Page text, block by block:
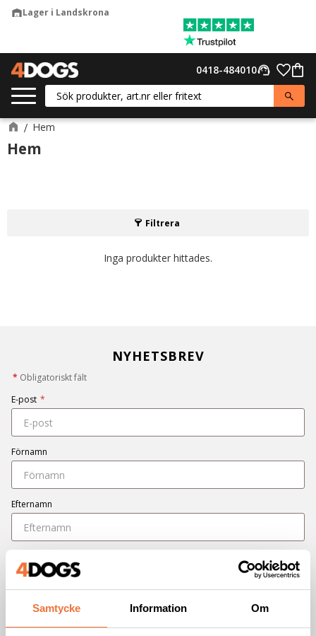
Samtycke Information Om
warehouseLager i Landskrona
support_agent
0418-484010
Hem
Hem
Filtrera
Inga produkter hittades.
NYHETSBREV
* Obligatoriskt fält
E-post *
Förnamn
Efternamn
Jag samtycker till att ta emot nyhetsbrev från 4Dogs i enlighet med
integritetspolicyn
PRENUMERERA